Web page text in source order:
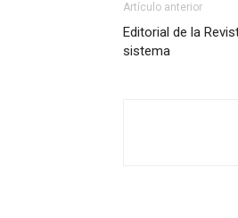
Artículo anterior
Editorial de la
sistema